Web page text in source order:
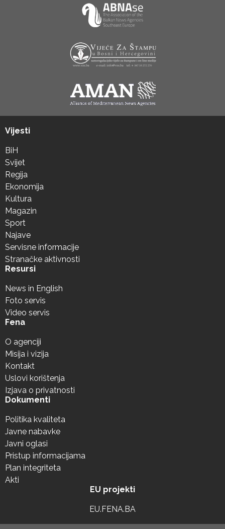
Vijesti
BiH
Svijet
Regija
Ekonomija
Kultura
Magazin
Sport
Najave
Servisne informacije
Stranačke aktivnosti
Resursi
News in English
Foto servis
Video servis
Fena
O agenciji
Misija i vizija
Kontakt
Uslovi korištenja
Izjava o privatnosti
Dokumenti
Politika kvaliteta
Javne nabavke
Javni oglasi
Pristup informacijama
Plan integriteta
Akti
EU projekti
EU.FENA.BA